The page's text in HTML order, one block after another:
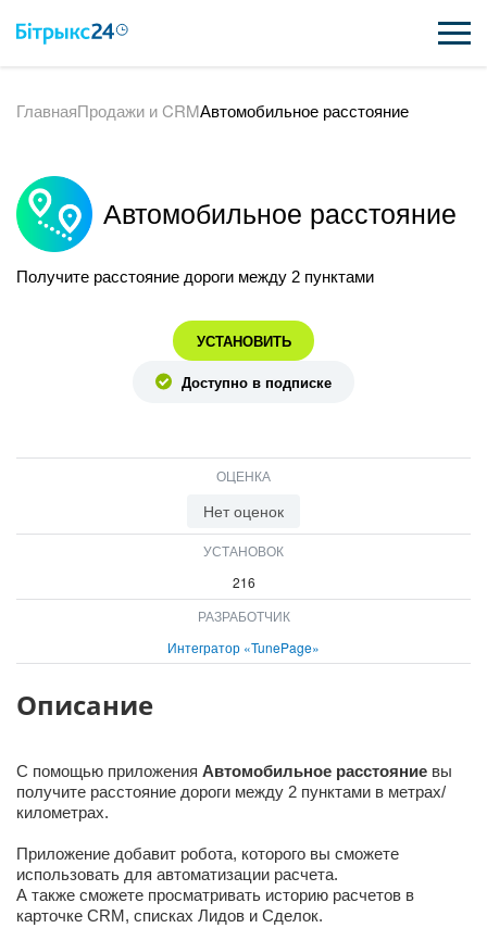
ВОЗМОЖНОСТИ
ИНТЕГРАЦИИ
ВХОД
ГлавнаяПродажи и CRMАвтомобильное расстояние
Автомобильное расстояние
Получите расстояние дороги между 2 пунктами
УСТАНОВИТЬ
Доступно в подписке
ОЦЕНКА
Нет оценок
УСТАНОВОК
216
РАЗРАБОТЧИК
Интегратор «TunePage»
Описание
С помощью приложения Автомобильное расстояние вы
получите расстояние дороги между 2 пунктами в метрах/
километрах.
Приложение добавит робота, которого вы сможете
использовать для автоматизации расчета.
А также сможете просматривать историю расчетов в
карточке CRM, списках Лидов и Сделок.